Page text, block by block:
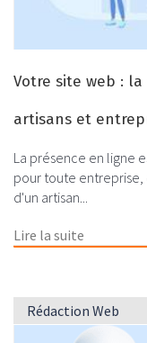
Votre site web :
artisans et
La présence en ligne
pour toute entreprise,
d'un artisan...
Lire la suite
Rédaction Web